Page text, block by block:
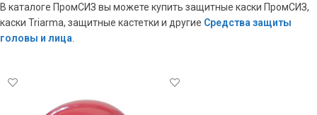
В каталоге ПромСИЗ вы можете купить защитные каски ПромСИЗ,
каски Triarma, защитные кастетки и другие Средства защиты
головы и лица